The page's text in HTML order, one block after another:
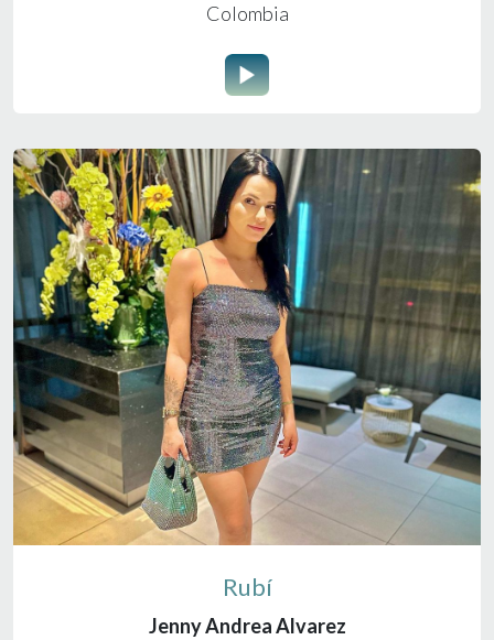
Colombia
Rubí
Jenny Andrea Alvarez